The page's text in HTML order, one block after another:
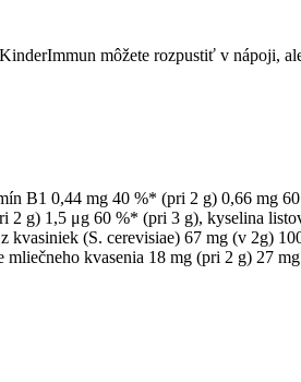
môžete rozpustiť v nápoji,
B1 0,44 mg 40 %* (pri 2 g) 0,66 mg
g) 1,5 μg 60 %* (pri 3 g), kyselina
(S. cerevisiae) 67 mg (v 2g)
kvasenia 18 mg (pri 2 g) 27